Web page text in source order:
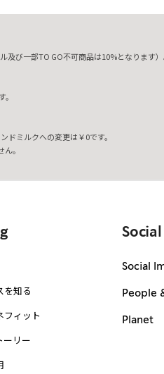
び一部TO GO不可商品は10%となります）
ドミルクへの変更は￥0です。
。
を知る
フィット
ーリー
Social
People
Planet